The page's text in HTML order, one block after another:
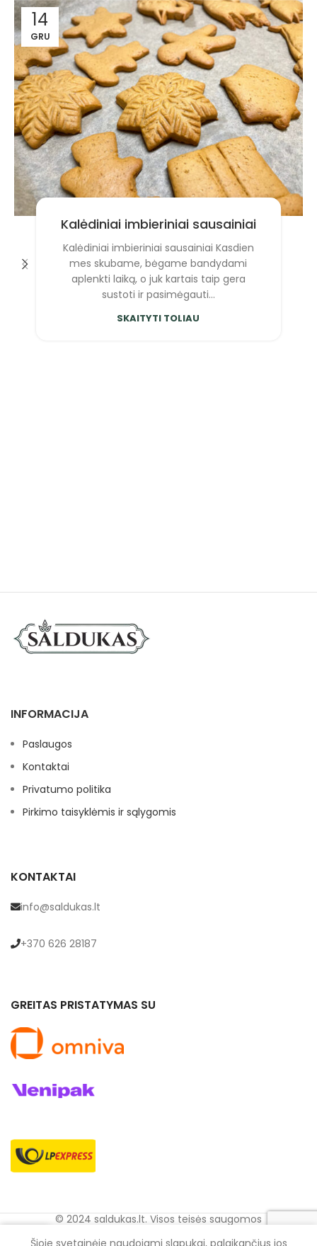
14
GRU
Kalėdiniai imbieriniai sausainiai
Kalėdiniai imbieriniai sausainiai Kasdien
mes skubame, bėgame bandydami
aplenkti laiką, o juk kartais taip gera
sustoti ir pasimėgauti...
SKAITYTI TOLIAU
INFORMACIJA
Paslaugos
Kontaktai
Privatumo politika
Pirkimo taisyklėmis ir sąlygomis
KONTAKTAI
info@saldukas.lt
+370 626 28187
GREITAS PRISTATYMAS SU
© 2024 saldukas.lt. Visos teisės saugomos
Šioje svetainėje naudojami slapukai, palaikančius jos